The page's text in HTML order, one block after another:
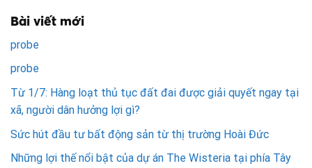
Bài viết mới
probe
probe
Từ 1/7: Hàng loạt thủ tục đất đai được giải quyết ngay tại
xã, người dân hưởng lợi gì?
Sức hút đầu tư bất động sản từ thị trường Hoài Đức
Những lợi thế nổi bật của dự án The Wisteria tại phía Tây